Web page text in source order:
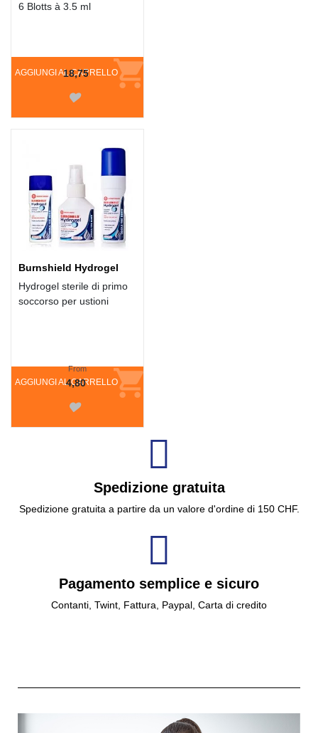
6 Blotts à 3.5 ml
AGGIUNGI AL CARRELLO
18,75
Burnshield Hydrogel
Hydrogel sterile di primo
soccorso per ustioni
AGGIUNGI AL CARRELLO
From
4,80
Spedizione gratuita
Spedizione gratuita a partire da un valore d'ordine di 150 CHF.
Pagamento semplice e sicuro
Contanti, Twint, Fattura, Paypal, Carta di credito